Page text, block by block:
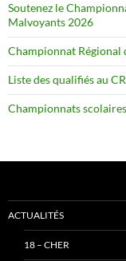
Soutenez le
Malvoyants 2026
Championnat Régional
Liste des qualifiés au
Championnats
ACTUALITÉS
18 – CHER